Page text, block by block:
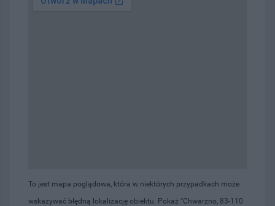
To jest mapa poglądowa, która w niektórych przypadkach może
wskazywać błędną lokalizację obiektu. Pokaż "Chwarzno, 83-110